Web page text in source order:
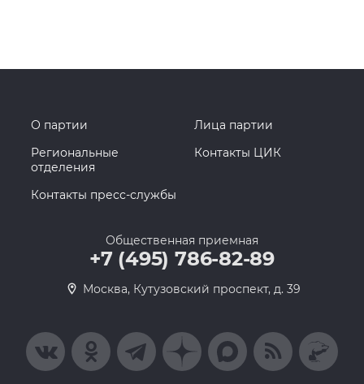
О партии
Лица партии
Региональные
отделения
Контакты ЦИК
Контакты пресс-службы
Общественная приемная
+7 (495) 786-82-89
Москва, Кутузовский проспект, д. 39